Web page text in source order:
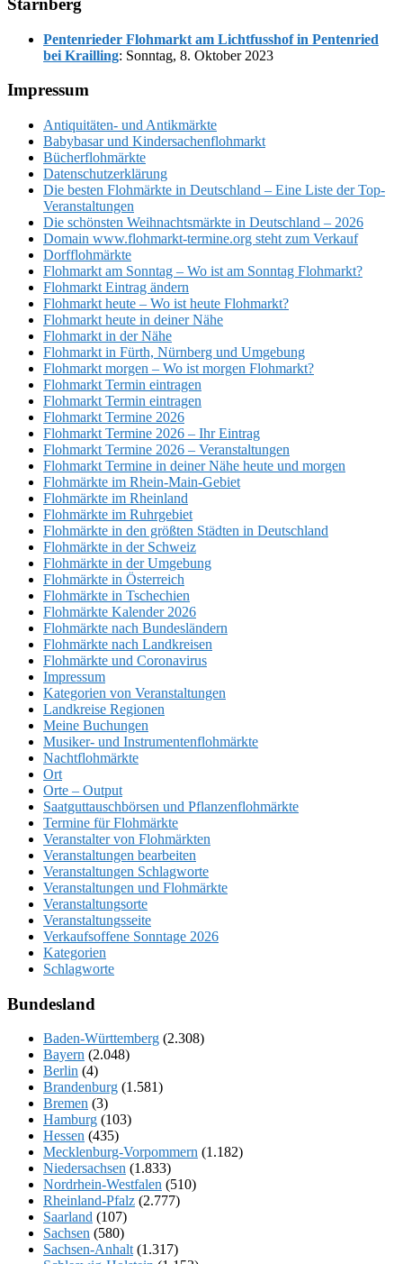
Starnberg
Pentenrieder Flohmarkt am Lichtfusshof in Pentenried
bei Krailling: Sonntag, 8. Oktober 2023
Footer
Impressum
Antiquitäten- und Antikmärkte
Babybasar und Kindersachenflohmarkt
Bücherflohmärkte
Datenschutzerklärung
Die besten Flohmärkte in Deutschland – Eine Liste der Top-
Veranstaltungen
Die schönsten Weihnachtsmärkte in Deutschland – 2026
Domain www.flohmarkt-termine.org steht zum Verkauf
Dorfflohmärkte
Flohmarkt am Sonntag – Wo ist am Sonntag Flohmarkt?
Flohmarkt Eintrag ändern
Flohmarkt heute – Wo ist heute Flohmarkt?
Flohmarkt heute in deiner Nähe
Flohmarkt in der Nähe
Flohmarkt in Fürth, Nürnberg und Umgebung
Flohmarkt morgen – Wo ist morgen Flohmarkt?
Flohmarkt Termin eintragen
Flohmarkt Termin eintragen
Flohmarkt Termine 2026
Flohmarkt Termine 2026 – Ihr Eintrag
Flohmarkt Termine 2026 – Veranstaltungen
Flohmarkt Termine in deiner Nähe heute und morgen
Flohmärkte im Rhein-Main-Gebiet
Flohmärkte im Rheinland
Flohmärkte im Ruhrgebiet
Flohmärkte in den größten Städten in Deutschland
Flohmärkte in der Schweiz
Flohmärkte in der Umgebung
Flohmärkte in Österreich
Flohmärkte in Tschechien
Flohmärkte Kalender 2026
Flohmärkte nach Bundesländern
Flohmärkte nach Landkreisen
Flohmärkte und Coronavirus
Impressum
Kategorien von Veranstaltungen
Landkreise Regionen
Meine Buchungen
Musiker- und Instrumentenflohmärkte
Nachtflohmärkte
Ort
Orte – Output
Saatguttauschbörsen und Pflanzenflohmärkte
Termine für Flohmärkte
Veranstalter von Flohmärkten
Veranstaltungen bearbeiten
Veranstaltungen Schlagworte
Veranstaltungen und Flohmärkte
Veranstaltungsorte
Veranstaltungsseite
Verkaufsoffene Sonntage 2026
Kategorien
Schlagworte
Bundesland
Baden-Württemberg (2.308)
Bayern (2.048)
Berlin (4)
Brandenburg (1.581)
Bremen (3)
Hamburg (103)
Hessen (435)
Mecklenburg-Vorpommern (1.182)
Niedersachsen (1.833)
Nordrhein-Westfalen (510)
Rheinland-Pfalz (2.777)
Saarland (107)
Sachsen (580)
Sachsen-Anhalt (1.317)